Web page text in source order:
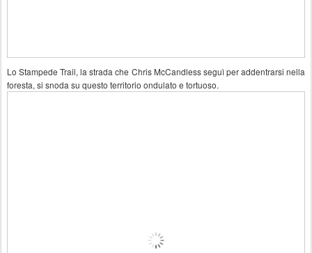
Lo Stampede Trail, la strada che Chris McCandless seguì per addentrarsi nella
foresta, si snoda su questo territorio ondulato e tortuoso.